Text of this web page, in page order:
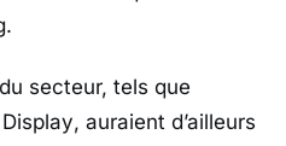
secteur, tels que
, auraient d’ailleurs